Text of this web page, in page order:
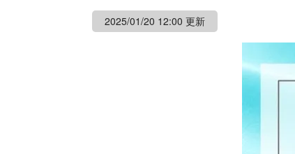
2025/01/20 12:00 更新